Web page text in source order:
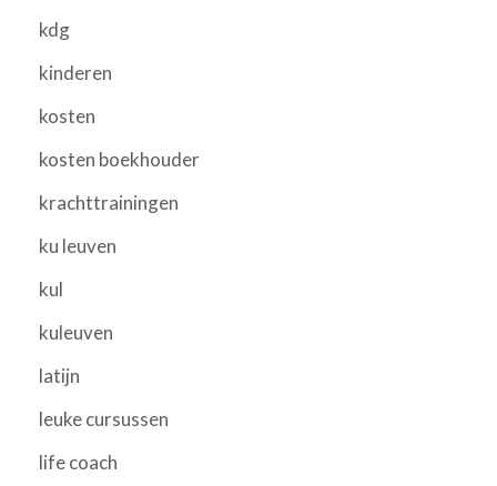
kdg
kinderen
kosten
kosten boekhouder
krachttrainingen
ku leuven
kul
kuleuven
latijn
leuke cursussen
life coach